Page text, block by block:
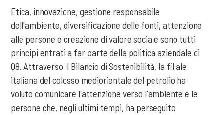
Etica, innovazione, gestione responsabile
dell'ambiente, diversificazione delle fonti, attenzione
alle persone e creazione di valore sociale sono tutti
principi entrati a far parte della politica aziendale di
Q8. Attraverso il Bilancio di Sostenibilità, la filiale
italiana del colosso mediorientale del petrolio ha
voluto comunicare l'attenzione verso l'ambiente e le
persone che, negli ultimi tempi, ha perseguito